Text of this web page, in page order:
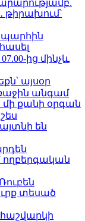
թիրախում՝
ից մինչև
այսօր
անգամ
քանի օրգան
են
ողբերգական
տեսած